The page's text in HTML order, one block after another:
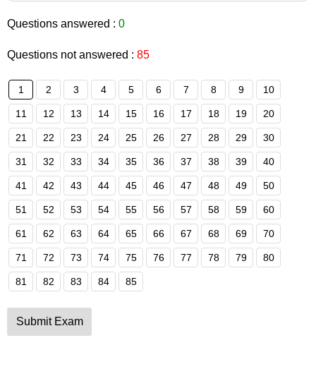
Questions answered : 0
Questions not answered : 85
1 2 3 4 5 6 7 8 9 10
11 12 13 14 15 16 17 18 19 20
21 22 23 24 25 26 27 28 29 30
31 32 33 34 35 36 37 38 39 40
41 42 43 44 45 46 47 48 49 50
51 52 53 54 55 56 57 58 59 60
61 62 63 64 65 66 67 68 69 70
71 72 73 74 75 76 77 78 79 80
81 82 83 84 85
Submit Exam